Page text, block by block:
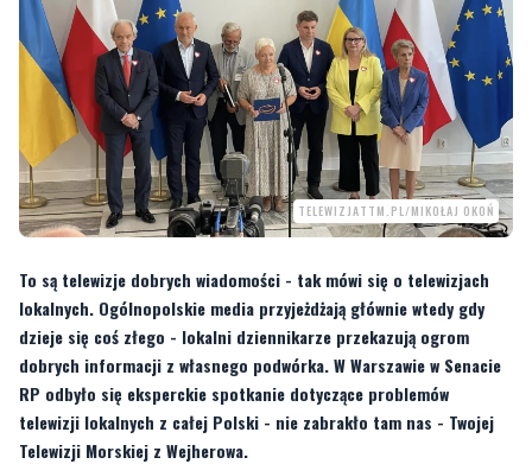
TELEWIZJATTM.PL/MIKOŁAJ OKOŃ
To są telewizje dobrych wiadomości - tak mówi się o telewizjach
lokalnych. Ogólnopolskie media przyjeżdżają głównie wtedy gdy
dobrych informacji z własnego podwórka. W Warszawie w Senacie
RP odbyło się eksperckie spotkanie dotyczące problemów
telewizji lokalnych z całej Polski - nie zabrakło tam nas - Twojej
Telewizji Morskiej z Wejherowa.
Bez silnych telewizji lokalnych nie będzie silnego społeczeństwa obywatelskiego
- mówili podczas eksperckiego spotkania w Senacie członkowie Polskiej Izby
Komunikacji Elektronicznej. O misyjności lokalnych telewizji opowiedzieli